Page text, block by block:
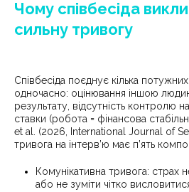
Чому співбесіда
сильну тривогу
Співбесіда поєднує кілька
одночасно: оцінювання іншою
результату, відсутність контролю
ставки (робота = фінансова
et al. (2026, International Journal of
тривога на інтерв’ю має п’ять
Комунікативна тривога: страх
або не зуміти чітко